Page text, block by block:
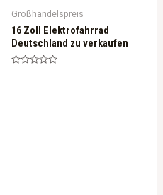
Großhandelspreis
16 Zoll Elektrofahrrad
Deutschland zu verkaufen